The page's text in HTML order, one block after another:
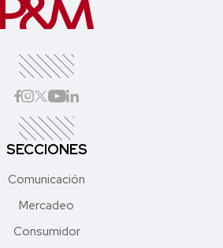
SECCIONES
Comunicación
Mercadeo
Consumidor